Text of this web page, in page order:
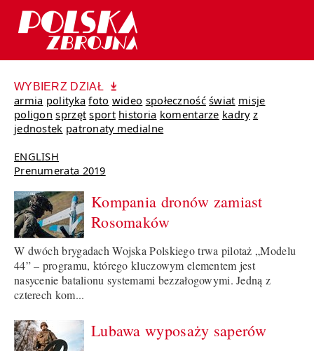
WYBIERZ DZIAŁ
armia polityka foto wideo społeczność świat misje
poligon sprzęt sport historia komentarze kadry z
jednostek patronaty medialne
ENGLISH
Prenumerata 2019
Kompania dronów zamiast
Rosomaków
W dwóch brygadach Wojska Polskiego trwa pilotaż „Modelu
44” – programu, którego kluczowym elementem jest
nasycenie batalionu systemami bezzałogowymi. Jedną z
czterech kom...
Lubawa wyposaży saperów